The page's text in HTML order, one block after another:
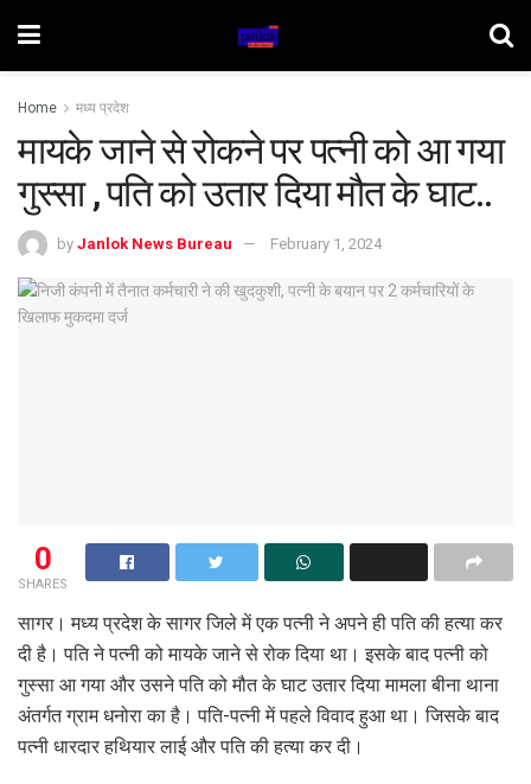
Home मध्य प्रदेश
मायके जाने से रोकने पर पत्नी को आ गया
गुस्सा , पति को उतार दिया मौत के घाट..
by Janlok News Bureau February 1, 2024
0
SHARES
सागर। मध्य प्रदेश के सागर जिले में एक पत्नी ने अपने ही पति की हत्या कर
दी है। पति ने पत्नी को मायके जाने से रोक दिया था। इसके बाद पत्नी को
गुस्सा आ गया और उसने पति को मौत के घाट उतार दिया मामला बीना थाना
अंतर्गत ग्राम धनोरा का है। पति-पत्नी में पहले विवाद हुआ था। जिसके बाद
पत्नी धारदार हथियार लाई और पति की हत्या कर दी।